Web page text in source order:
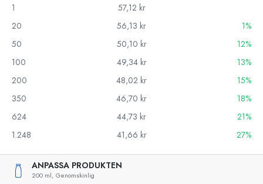
1
57,12 kr
20
56,13 kr
1%
50
50,10 kr
12%
100
49,34 kr
13%
200
48,02 kr
15%
350
46,70 kr
18%
624
44,73 kr
21%
1.248
41,66 kr 27%
ANPASSA PRODUKTEN
200 ml, Genomskinlig